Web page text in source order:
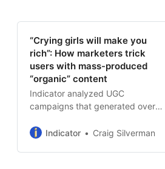
“Crying girls will make you
rich”: How marketers trick
users with mass-produced
“organic” content
Indicator analyzed UGC
campaigns that generated over 2
rampant violations of disclosure
Indicator Craig Silverman